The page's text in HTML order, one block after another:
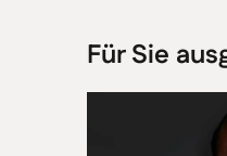
Für Sie